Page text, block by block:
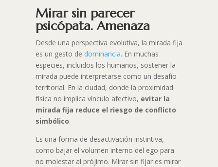
Mirar sin parecer
psicópata. Amenaza
Desde una perspectiva evolutiva, la mirada fija
es un gesto de dominancia. En muchas
especies, incluidos los humanos, sostener la
mirada puede interpretarse como un desafío
territorial. En la ciudad, donde la proximidad
física no implica vínculo afectivo, evitar la
mirada fija reduce el riesgo de conflicto
simbólico.
Es una forma de desactivación instintiva,
como bajar el volumen interno del ego para
no molestar al prójimo. Mirar sin fijar es mirar